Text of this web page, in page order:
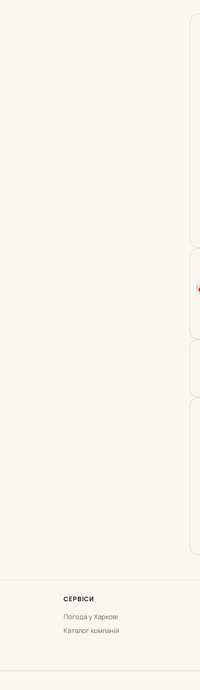
СЕРВІСИ
Погода у Харкові
Каталог компаній